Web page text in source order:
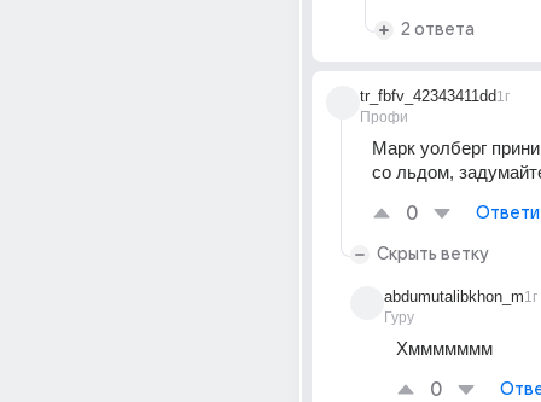
2 ответа
tr_fbfv_42343411dd
Профи
1г
Марк уолберг
со льдом,
0
Скрыть ветку
abdumutalibkhon_m
Гуру
1г
Хммммммм
0